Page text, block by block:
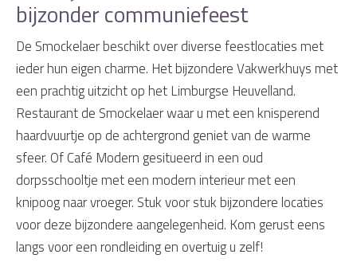
bijzonder communiefeest
De Smockelaer beschikt over diverse feestlocaties met
ieder hun eigen charme. Het bijzondere Vakwerkhuys met
een prachtig uitzicht op het Limburgse Heuvelland.
Restaurant de Smockelaer waar u met een knisperend
haardvuurtje op de achtergrond geniet van de warme
sfeer. Of Café Modern gesitueerd in een oud
dorpsschooltje met een modern interieur met een
knipoog naar vroeger. Stuk voor stuk bijzondere locaties
voor deze bijzondere aangelegenheid. Kom gerust eens
langs voor een rondleiding en overtuig u zelf!